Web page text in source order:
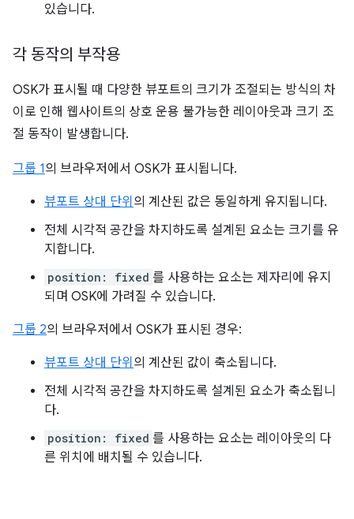
있습니다.
각 동작의 부작용
OSK가 표시될 때 다양한 뷰포트의 크기가 조절되는 방식의 차
이로 인해 웹사이트의 상호 운용 불가능한 레이아웃과 크기 조
절 동작이 발생합니다.
그룹 1의 브라우저에서 OSK가 표시됩니다.
뷰포트 상대 단위 의 계산된 값은 동일하게 유지됩니다.
전체 시각적 공간을 차지하도록 설계된 요소는 크기를 유
지합니다.
position: fixed 를 사용하는 요소는 제자리에 유지
되며 OSK에 가려질 수 있습니다.
그룹 2의 브라우저에서 OSK가 표시된 경우:
뷰포트 상대 단위 의 계산된 값이 축소됩니다.
전체 시각적 공간을 차지하도록 설계된 요소가 축소됩니
다.
position: fixed 를 사용하는 요소는 레이아웃의 다
른 위치에 배치될 수 있습니다.